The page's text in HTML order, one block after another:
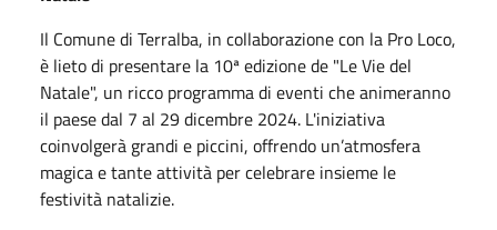
Il Comune di Terralba, in collaborazione con la Pro Loco,
è lieto di presentare la 10ª edizione de "Le Vie del
Natale", un ricco programma di eventi che animeranno
il paese dal 7 al 29 dicembre 2024. L'iniziativa
coinvolgerà grandi e piccini, offrendo un’atmosfera
magica e tante attività per celebrare insieme le
festività natalizie.